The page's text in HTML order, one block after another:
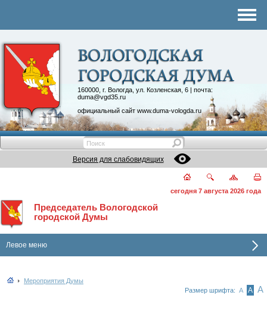
160000, г. Вологда, ул. Козленская, 6 | почта:
duma@vgd35.ru
официальный сайт www.duma-vologda.ru
Контакты
Депутатские объединения
Версия для слабовидящих
сегодня 7 августа 2026 года
Председатель Вологодской
городской Думы
Левое меню
Мероприятия Думы
Размер шрифта: А А А